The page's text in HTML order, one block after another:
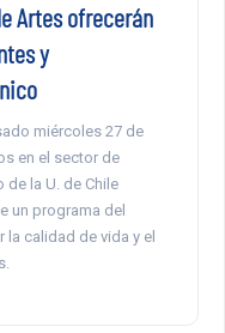
Artes ofrecerán
y
miércoles 27 de
en el sector de
de la U. de Chile
un programa del
calidad de vida y el